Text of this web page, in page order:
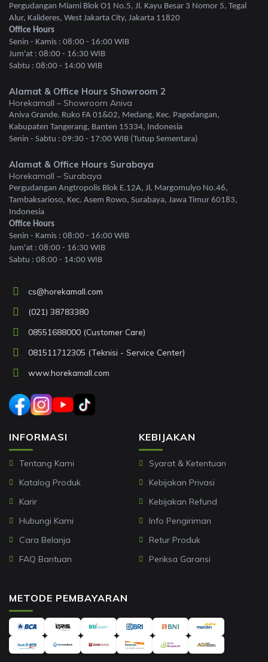
Pergudangan Miami Blok O1 No.5, Jl. Kayu Besar 3 Nomor 5, Tegal
Alur, Kalideres, West Jakarta City, Jakarta 11820
Office Hours
Senin - Kamis : 08:00 - 16:00 WIB
Jum'at : 08:00 - 16:30 WIB
Sabtu : 08:00 - 14:00 WIB
Alamat & Office Hours Showroom 2
Horekamall – Showroom Aniva
Aniva Grande. Ruko FA 01&02, Medang, Kec. Pagedangan,
Kabupaten Tangerang, Banten 15334, Indonesia
Senin - Sabtu : 09:30 - 17:00 WIB (Tutup Sementara)
Alamat & Office Hours Surabaya
Horekamall – Surabaya
Pergudangan Angtropolis Blok E.12A, Jl. Margomulyo No.46,
Tambaksarioso, Kec. Asem Rowo, Surabaya, Jawa Timur 60183,
Indonesia
Office Hours
Senin - Kamis : 08:00 - 16:00 WIB
Jum'at : 08:00 - 16:30 WIB
Sabtu : 08:00 - 14:00 WIB
INFORMASI
Tentang Kami
Katalog Produk
Karir
Hubungi Kami
Cara Belanja
FAQ Bantuan
KEBIJAKAN
Syarat & Ketentuan
Kebijakan Privasi
Kebijakan Refund
Info Pengiriman
Retur Produk
Periksa Garansi
cs@horekamall.com
(021) 38783380
08551688000 (Customer Care)
081511712305 (Teknisi - Service Center)
www.horekamall.com
METODE PEMBAYARAN